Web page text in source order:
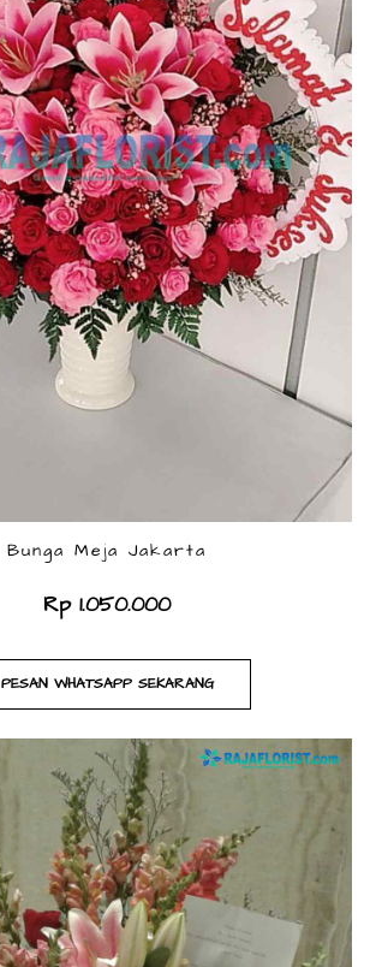
Bunga Meja Jakarta
Rp 1.050.000
PESAN WHATSAPP SEKARANG